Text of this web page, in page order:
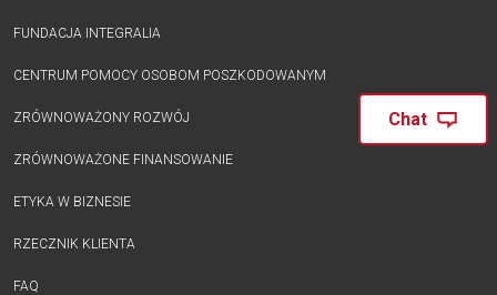
FUNDACJA INTEGRALIA
CENTRUM POMOCY OSOBOM POSZKODOWANYM
ZRÓWNOWAŻONY ROZWÓJ
ZRÓWNOWAŻONE FINANSOWANIE
ETYKA W BIZNESIE
RZECZNIK KLIENTA
FAQ
Chat